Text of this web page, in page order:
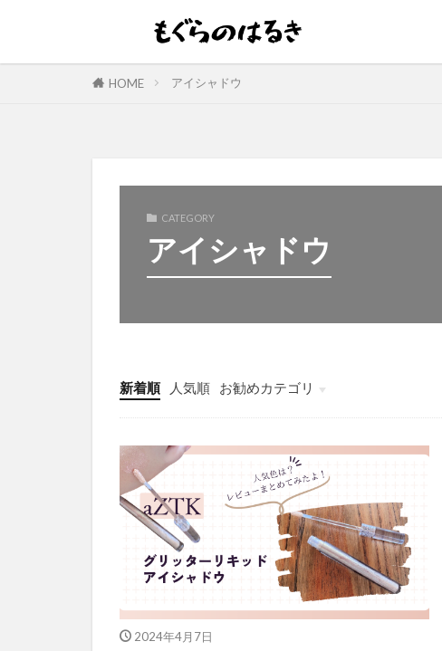
HOME アイシャドウ
CATEGORY
アイシャドウ
新着順 人気順 お勧めカテゴリ
2024年4月7日